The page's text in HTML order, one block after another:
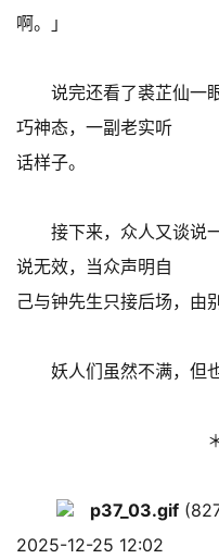
啊。」
说完还看了裘芷仙一眼
巧神态，一副老实听
话样子。
接下来，众人又谈说一
说无效，当众声明自
己与钟先生只接后场，由
妖人们虽然不满，但也
＊＊＊ ＊
p37_03.gif
2025-12-25 12:02